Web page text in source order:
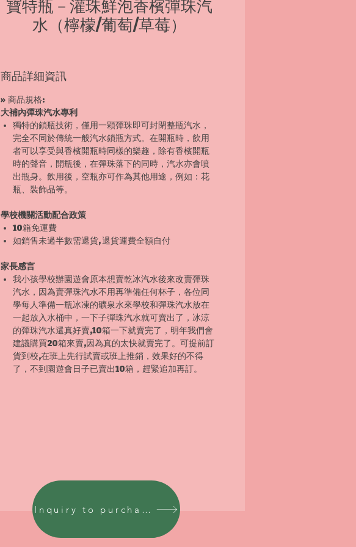
寶特瓶－灌珠鮮泡香檳彈珠汽
水（檸檬/葡萄/草莓）
商品詳細資訊
» 商品規格:
大補內彈珠汽水專利
獨特的鎖瓶技術，僅用一顆彈珠即可封閉整瓶汽水，
完全不同於傳統一般汽水鎖瓶方式。在開瓶時，飲用
者可以享受與香檳開瓶時同樣的樂趣，除有香檳開瓶
時的聲音，開瓶後，在彈珠落下的同時，汽水亦會噴
出瓶身。飲用後，空瓶亦可作為其他用途，例如：花
瓶、裝飾品等。
學校機關活動配合政策
10箱免運費
如銷售未過半數需退貨, 退貨運費全額自付
家長感言
我小孩學校辦園遊會原本想賣乾冰汽水後來改賣彈珠
汽水，因為賣彈珠汽水不用再準備任何杯子，各位同
學每人準備一瓶冰凍的礦泉水來學校和彈珠汽水放在
一起放入水桶中，一下子彈珠汽水就可賣出了，冰涼
的彈珠汽水還真好賣,10箱一下就賣完了，明年我們會
建議購買20箱來賣,因為真的太快就賣完了。可提前訂
貨到校,在班上先行試賣或班上推銷，效果好的不得
了，不到園遊會日子已賣出10箱，趕緊追加再訂。
Inquiry to purchase